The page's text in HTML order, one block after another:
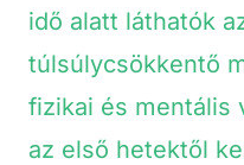
idő alatt láthatók
túlsúlycsökkentő
fizikai és mentális
az első hetektől